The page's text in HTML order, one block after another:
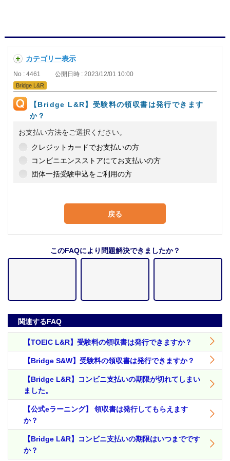
カテゴリー表示
No : 4461 公開日時 : 2023/12/01 10:00
Bridge L&R
【Bridge L&R】受験料の領収書は発行できます
か？
お支払い方法をご選択ください。
クレジットカードでお支払いの方
コンビニエンスストアにてお支払いの方
団体一括受験申込をご利用の方
戻る
このFAQにより問題解決できましたか？
関連するFAQ
【TOEIC L&R】受験料の領収書は発行できますか？
【Bridge S&W】受験料の領収書は発行できますか？
【Bridge L&R】コンビニ支払いの期限が切れてしまい
ました。
【公式eラーニング】 領収書は発行してもらえます
か？
【Bridge L&R】コンビニ支払いの期限はいつまでです
か？